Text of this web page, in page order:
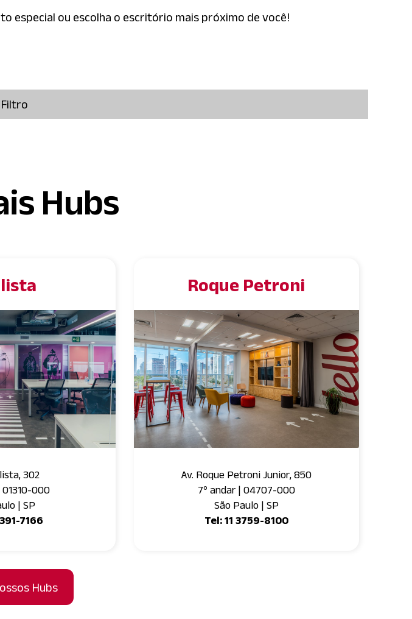
especial ou escolha o escritório mais próximo de você!
Filtro
Hubs
302
000
| SP
7166
Roque Petroni
Av. Roque Petroni Junior, 850
7º andar | 04707-000
São Paulo | SP
Tel: 11 3759-8100
Hubs